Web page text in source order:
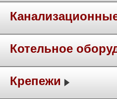
Котельное
Крепежи